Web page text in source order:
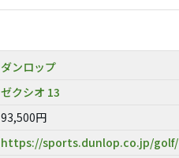
ダンロップ
ゼクシオ 13
93,500円
https://sports.dunlop.co.jp/golf/